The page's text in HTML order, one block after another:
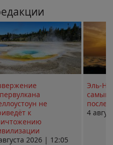
не
к
2026 | 12:05
Эль-
самым
4